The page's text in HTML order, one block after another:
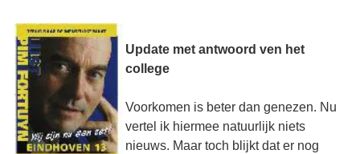
Update met antwoord ven het
college
Voorkomen is beter dan genezen. Nu
vertel ik hiermee natuurlijk niets
nieuws. Maar toch blijkt dat er nog